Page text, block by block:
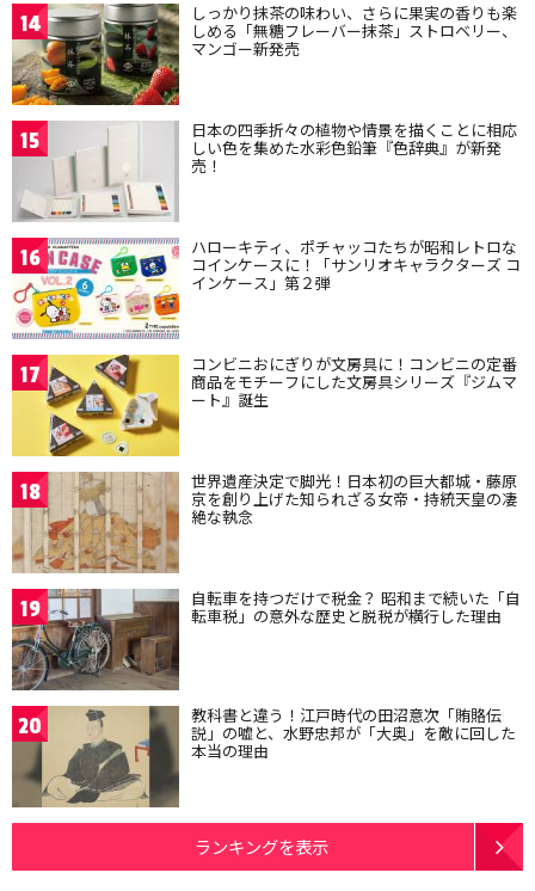
14 しっかり抹茶の味わい、さらに果実の香りも楽
しめる「無糖フレーバー抹茶」ストロベリー、
マンゴー新発売
15 日本の四季折々の植物や情景を描くことに相応
しい色を集めた水彩色鉛筆『色辞典』が新発
売！
16 ハローキティ、ポチャッコたちが昭和レトロな
コインケースに！「サンリオキャラクターズ コ
インケース」第２弾
17 コンビニおにぎりが文房具に！コンビニの定番
商品をモチーフにした文房具シリーズ『ジムマ
ート』誕生
18 世界遺産決定で脚光！日本初の巨大都城・藤原
京を創り上げた知られざる女帝・持統天皇の凄
絶な執念
19 自転車を持つだけで税金？ 昭和まで続いた「自
転車税」の意外な歴史と脱税が横行した理由
20 教科書と違う！江戸時代の田沼意次「賄賂伝
説」の嘘と、水野忠邦が「大奥」を敵に回した
本当の理由
ランキングを表示